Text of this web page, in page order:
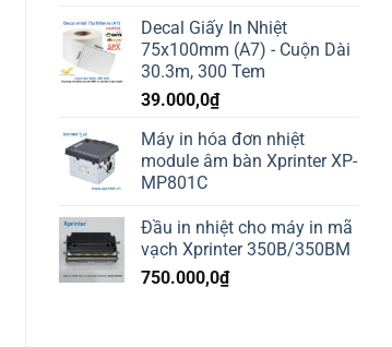
Decal Giấy In Nhiệt
75x100mm (A7) - Cuộn Dài
30.3m, 300 Tem
39.000,0₫
Máy in hóa đơn nhiệt
module âm bàn Xprinter XP-
MP801C
Đầu in nhiệt cho máy in mã
vạch Xprinter 350B/350BM
750.000,0₫